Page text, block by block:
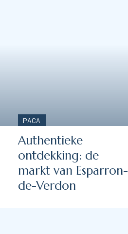
PACA
Authentieke
ontdekking: de
markt van Esparron-
de-Verdon